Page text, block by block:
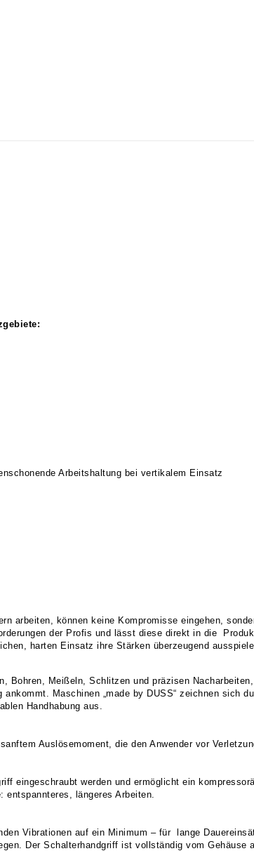
Arbeitshaltung bei vertikalem Einsatz
arbeiten, können keine Kompromisse eingehen,
der Profis und lässt diese direkt in die
harten Einsatz ihre Stärken überzeugend
Bohren, Meißeln, Schlitzen und präzisen
Maschinen „made by DUSS“ zeichnen sich
Handhabung aus.
Auslösemoment, die den Anwender vor
eingeschraubt werden und ermöglicht ein
entspannteres, längeres Arbeiten.
Vibrationen auf ein Minimum – für lange
Der Schalterhandgriff ist vollständig vom Gehäuse